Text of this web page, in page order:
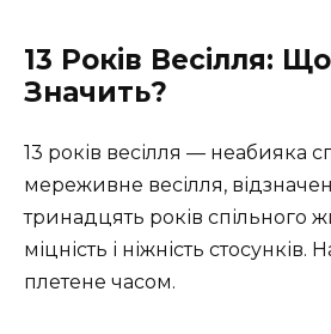
13 Років Весілля:
Значить?
13 років весілля — неабияка
мереживне весілля,
тринадцять років спільного
міцність і ніжність
плетене часом.